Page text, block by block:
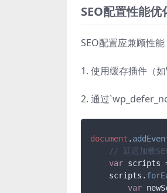
SEO配置性能优
SEO配置应兼顾性
1. 使用缓存插件（
2. 通过
document .
// 延迟加载
var scripts
    scripts.
var